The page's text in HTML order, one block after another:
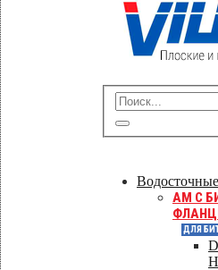
AM C
ДЛЯ
Home
Прижимные
эксплуатация
кровли:
Июл
рейки для